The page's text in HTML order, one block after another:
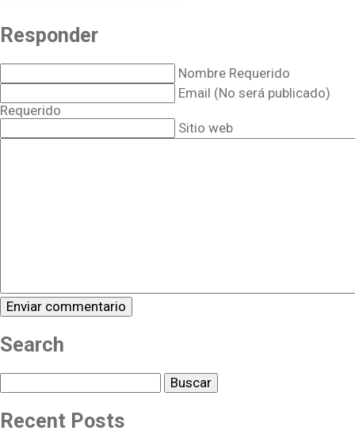
Responder
Nombre Requerido
Email (No será publicado)
Requerido
Sitio web
Search
Recent Posts